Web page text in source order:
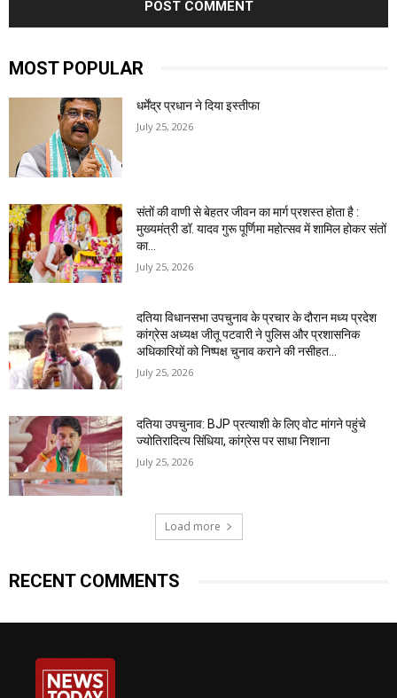
MOST POPULAR
धर्मेंद्र प्रधान ने दिया इस्तीफा
July 25, 2026
संतों की वाणी से बेहतर जीवन का मार्ग प्रशस्त होता है :
मुख्यमंत्री डॉ. यादव गुरू पूर्णिमा महोत्सव में शामिल होकर संतों
का...
July 25, 2026
दतिया विधानसभा उपचुनाव के प्रचार के दौरान मध्य प्रदेश
कांग्रेस अध्यक्ष जीतू पटवारी ने पुलिस और प्रशासनिक
अधिकारियों को निष्पक्ष चुनाव कराने की नसीहत...
July 25, 2026
दतिया उपचुनाव: BJP प्रत्याशी के लिए वोट मांगने पहुंचे
ज्योतिरादित्य सिंधिया, कांग्रेस पर साधा निशाना
July 25, 2026
Load more
RECENT COMMENTS